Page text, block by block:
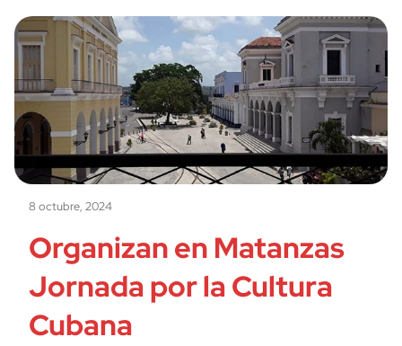
8 octubre, 2024
Organizan en Matanzas
Jornada por la Cultura
Cubana